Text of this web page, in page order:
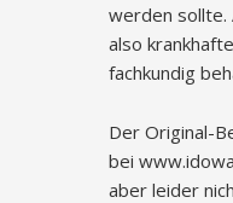
werden sollte.
also
fachkundig
Der Original-
bei
aber leider